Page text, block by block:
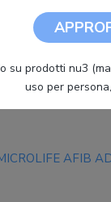
AFIB
su prodotti nu3
uso per